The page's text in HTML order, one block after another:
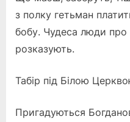
з полку гетьман
бобу. Чудеса люди про
розказують.
Табір під Білою
Пригадуються